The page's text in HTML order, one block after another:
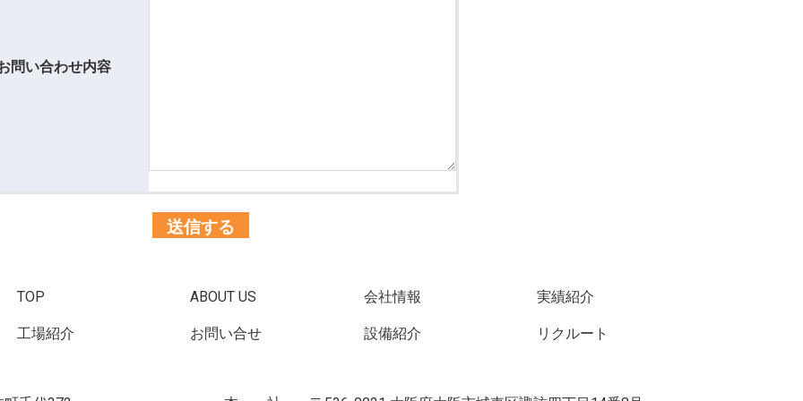
問い合わせ内容
TOP ABOUT US 会社情報
実績紹介
工場紹介
お問い合せ 設備紹介 リクルート